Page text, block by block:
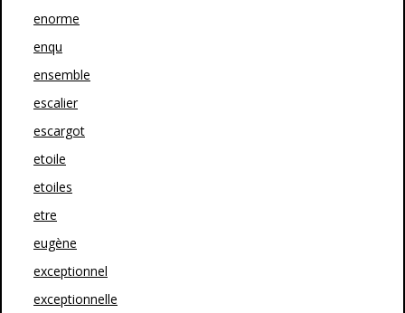
enorme
enqu
ensemble
escalier
escargot
etoile
etoiles
etre
eugène
exceptionnel
exceptionnelle